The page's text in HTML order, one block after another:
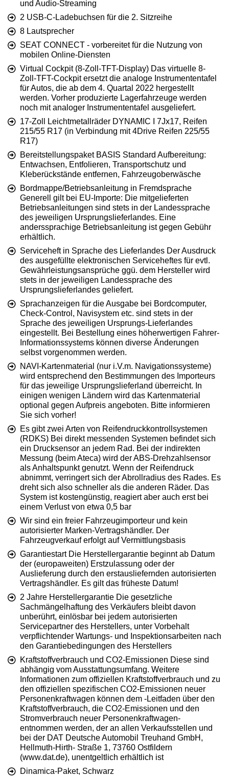
und Audio-Streaming
2 USB-C-Ladebuchsen für die 2. Sitzreihe
8 Lautsprecher
SEAT CONNECT - vorbereitet für die Nutzung von
mobilen Online-Diensten
Virtual Cockpit (8-Zoll-TFT-Display) Das virtuelle 8-
Zoll-TFT-Cockpit ersetzt die analoge Instrumententafel
für Autos, die ab dem 4. Quartal 2022 hergestellt
werden. Vorher produzierte Lagerfahrzeuge werden
noch mit analoger Instrumententafel ausgeliefert.
17-Zoll Leichtmetallräder DYNAMIC I 7Jx17, Reifen
215/55 R17 (in Verbindung mit 4Drive Reifen 225/55
R17)
Bereitstellungspaket BASIS Standard Aufbereitung:
Entwachsen, Entfolieren, Transportschutz und
Kleberückstände entfernen, Fahrzeugoberwäsche
Bordmappe/Betriebsanleitung in Fremdsprache
Generell gilt bei EU-Importe: Die mitgelieferten
Betriebsanleitungen sind stets in der Landessprache
des jeweiligen Ursprungslieferlandes. Eine
anderssprachige Betriebsanleitung ist gegen Gebühr
erhältlich.
Serviceheft in Sprache des Lieferlandes Der Ausdruck
des ausgefüllte elektronischen Serviceheftes für evtl.
Gewährleistungsansprüche ggü. dem Hersteller wird
stets in der jeweiligen Landessprache des
Ursprungslieferlandes geliefert.
Sprachanzeigen für die Ausgabe bei Bordcomputer,
Check-Control, Navisystem etc. sind stets in der
Sprache des jeweiligen Ursprungs-Lieferlandes
eingestellt. Bei Bestellung eines höherwertigen Fahrer-
Informationssystems können diverse Änderungen
selbst vorgenommen werden.
NAVI-Kartenmaterial (nur i.V.m. Navigationssysteme)
wird entsprechend den Bestimmungen des Importeurs
für das jeweilige Ursprungslieferland überreicht. In
einigen wenigen Ländern wird das Kartenmaterial
optional gegen Aufpreis angeboten. Bitte informieren
Sie sich vorher!
Es gibt zwei Arten von Reifendruckkontrollsystemen
(RDKS) Bei direkt messenden Systemen befindet sich
ein Drucksensor an jedem Rad. Bei der indirekten
Messung (beim Ateca) wird der ABS-Drehzahlsensor
als Anhaltspunkt genutzt. Wenn der Reifendruck
abnimmt, verringert sich der Abrollradius des Rades. Es
dreht sich also schneller als die anderen Räder. Das
System ist kostengünstig, reagiert aber auch erst bei
einem Verlust von etwa 0,5 bar
Wir sind ein freier Fahrzeugimporteur und kein
autorisierter Marken-Vertragshändler. Der
Fahrzeugverkauf erfolgt auf Vermittlungsbasis
Garantiestart Die Herstellergarantie beginnt ab Datum
der (europaweiten) Erstzulassung oder der
Auslieferung durch den erstausliefernden autorisierten
Vertragshändler. Es gilt das früheste Datum!
2 Jahre Herstellergarantie Die gesetzliche
Sachmängelhaftung des Verkäufers bleibt davon
unberührt, einlösbar bei jedem autorisierten
Servicepartner des Herstellers, unter Vorbehalt
verpflichtender Wartungs- und Inspektionsarbeiten nach
den Garantiebedingungen des Herstellers
Kraftstoffverbrauch und CO2-Emissionen Diese sind
abhängig vom Ausstattungsumfang. Weitere
Informationen zum offiziellen Kraftstoffverbrauch und zu
den offiziellen spezifischen CO2-Emissionen neuer
Personenkraftwagen können dem -Leitfaden über den
Kraftstoffverbrauch, die CO2-Emissionen und den
Stromverbrauch neuer Personenkraftwagen-
entnommen werden, der an allen Verkaufsstellen und
bei der DAT Deutsche Automobil Treuhand GmbH,
Hellmuth-Hirth- Straße 1, 73760 Ostfildern
(www.dat.de), unentgeltlich erhältlich ist
Dinamica-Paket, Schwarz